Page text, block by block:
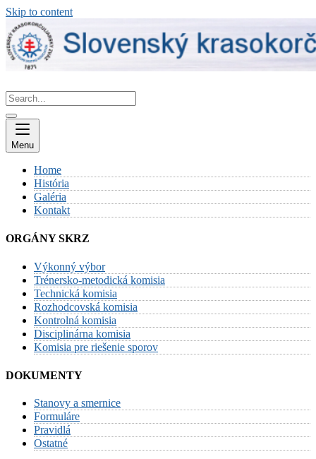
Skip to content
Menu
Home
História
Galéria
Kontakt
ORGÁNY SKRZ
Výkonný výbor
Trénersko-metodická komisia
Technická komisia
Rozhodcovská komisia
Kontrolná komisia
Disciplinárna komisia
Komisia pre riešenie sporov
DOKUMENTY
Stanovy a smernice
Formuláre
Pravidlá
Ostatné